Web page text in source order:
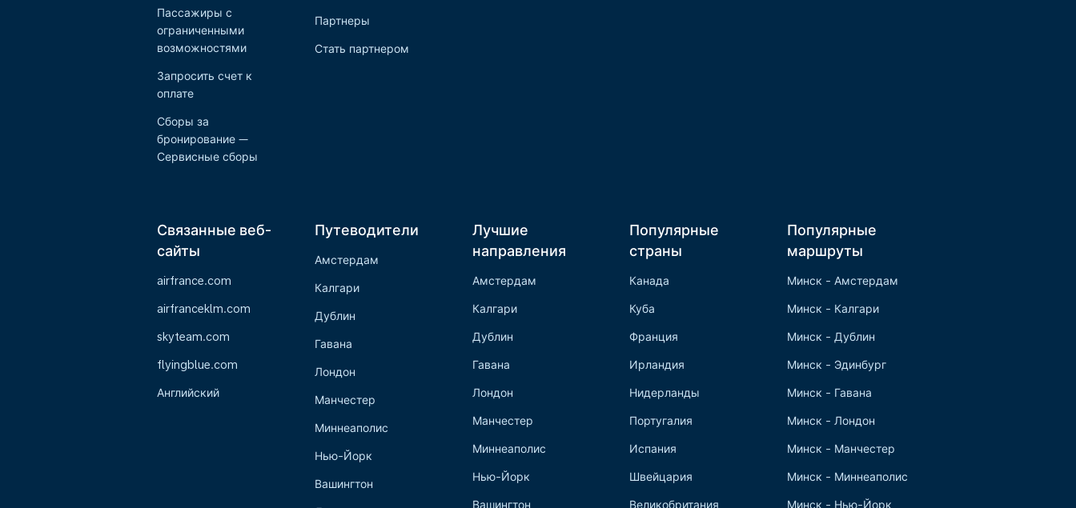
Пассажиры с
ограниченными
возможностями
Запросить счет к
оплате
Сборы за
бронирование —
Сервисные сборы
Партнеры
Стать партнером
Связанные веб-
сайты
airfrance.com
airfranceklm.com
skyteam.com
flyingblue.com
Английский
Путеводители
Амстердам
Калгари
Дублин
Гавана
Лондон
Манчестер
Миннеаполис
Нью-Йорк
Вашингтон
Лучшие
направления
Амстердам
Калгари
Дублин
Гавана
Лондон
Манчестер
Миннеаполис
Нью-Йорк
Вашингтон
Популярные
страны
Канада
Куба
Франция
Ирландия
Нидерланды
Португалия
Испания
Швейцария
Великобритания
Популярные
маршруты
Минск - Амстердам
Минск - Калгари
Минск - Дублин
Минск - Эдинбург
Минск - Гавана
Минск - Лондон
Минск - Манчестер
Минск - Миннеаполис
Минск - Нью-Йорк